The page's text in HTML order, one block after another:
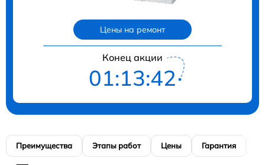
Цены на ремонт
Конец акции
01:13:41
Преимущества Этапы работ Цены Гарантия